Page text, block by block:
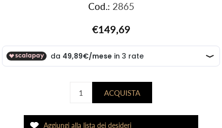
Cod.: 2865
€149,69